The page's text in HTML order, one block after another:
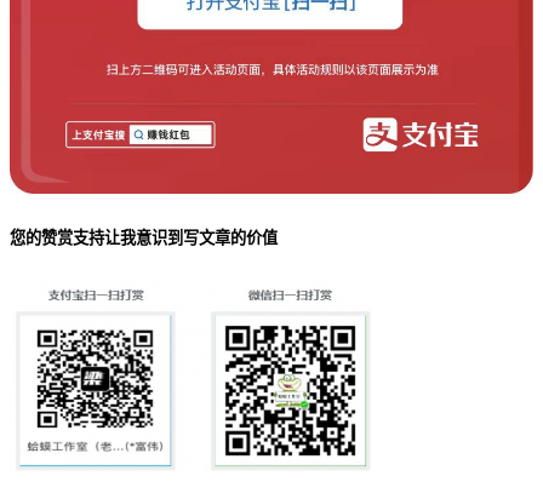
您的赞赏支持让我意识到写文章的价值